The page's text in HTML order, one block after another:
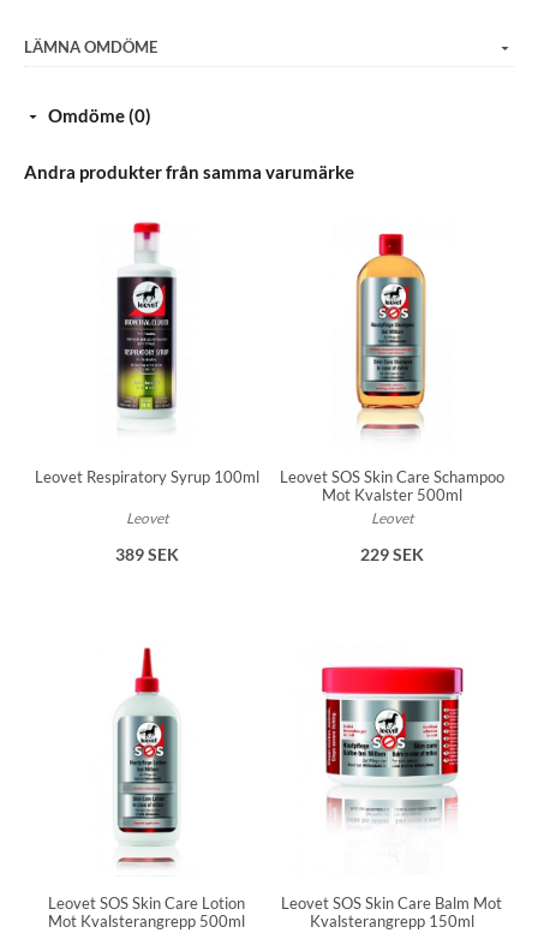
LÄMNA OMDÖME
Omdöme (0)
Andra produkter från samma varumärke
Leovet Respiratory Syrup 100ml
Leovet
389 SEK
Leovet SOS Skin Care Schampoo
Mot Kvalster 500ml
Leovet
229 SEK
Leovet SOS Skin Care Lotion
Mot Kvalsterangrepp 500ml
Leovet SOS Skin Care Balm Mot
Kvalsterangrepp 150ml